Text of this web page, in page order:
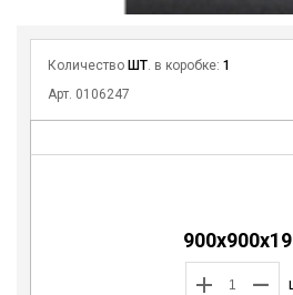
Количество ШТ. в коробке: 1
Арт. 0106247